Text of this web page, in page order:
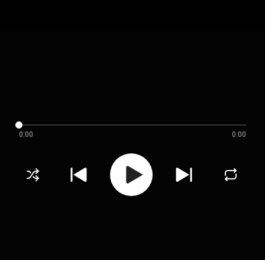
0:00 0:00